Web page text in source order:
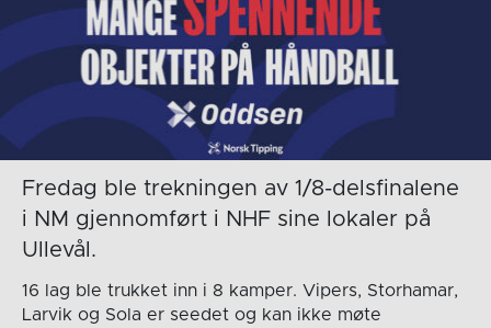
Fredag ble trekningen av 1/8-delsfinalene
i NM gjennomført i NHF sine lokaler på
Ullevål.
16 lag ble trukket inn i 8 kamper. Vipers, Storhamar,
Larvik og Sola er seedet og kan ikke møte